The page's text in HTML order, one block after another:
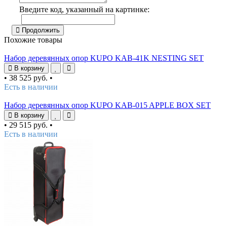
Введите код, указанный на картинке:
Продолжить
Похожие товары
Набор деревянных опор KUPO KAB-41K NESTING SET
В корзину
• 38 525 руб. •
Есть в наличии
Набор деревянных опор KUPO KAB-015 APPLE BOX SET
В корзину
• 29 515 руб. •
Есть в наличии